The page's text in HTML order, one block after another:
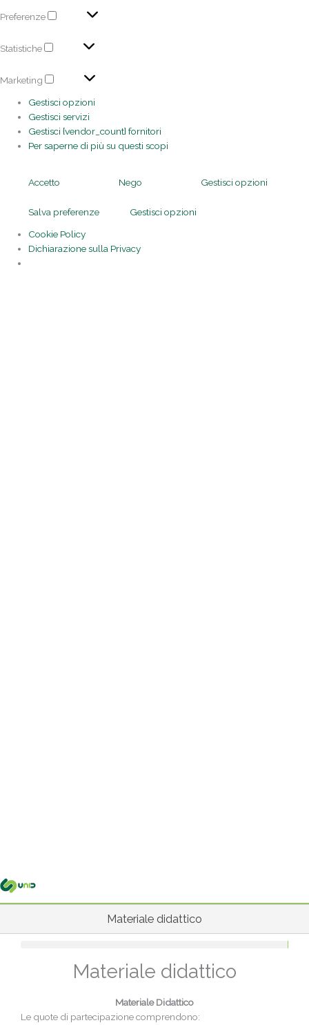
Preferenze
Statistiche
Marketing
Gestisci opzioni
Gestisci servizi
Gestisci {vendor_count} fornitori
Per saperne di più su questi scopi
Accetto Nego Gestisci opzioni
Salva preferenze
Gestisci opzioni
Cookie Policy
Dichiarazione sulla Privacy
Materiale didattico
Materiale didattico
Materiale Didattico
Le quote di partecipazione comprendono: